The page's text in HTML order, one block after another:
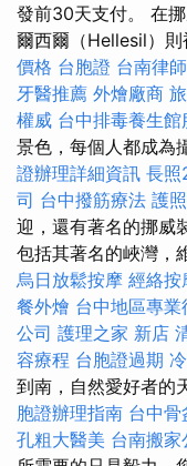
發前30天支付。 在
爾西爾（Hellesil）則
價格 台胞證 台南律師
牙醫推薦 外燴廠商
權威 台中排毒養生館
景色，每個人都成為
證辦理詳細資訊 長照
司 台中撥筋療法 護
迎，還有著名的挪威
包括其著名的峽灣，
烏日放鬆按摩 經絡按
餐外燴 台中地區專業
公司 護理之家 新店
容療程 台胞證過期
到南，自然愛好者的
胞證辦理指南 台中骨
孔粗大醫美 台南搬家